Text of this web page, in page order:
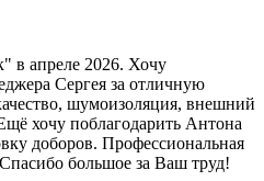
в апреле 2026. Хочу
Сергея за отличную
шумоизоляция, внешний
хочу поблагодарить Антона
доборов. Профессиональная
большое за Ваш труд!